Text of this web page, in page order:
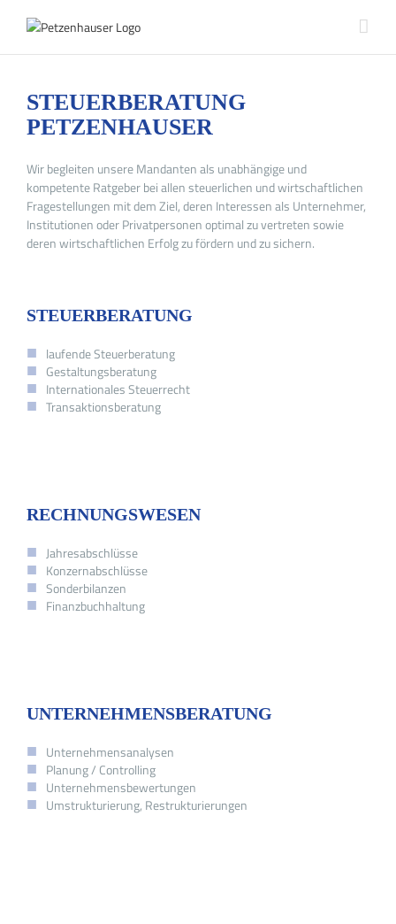
Inhalt
STEUERBERATUNG
PETZENHAUSER
Wir begleiten unsere Mandanten als unabhängige und
kompetente Ratgeber bei allen steuerlichen und wirtschaftlichen
Fragestellungen mit dem Ziel, deren Interessen als Unternehmer,
Institutionen oder Privatpersonen optimal zu vertreten sowie
deren wirtschaftlichen Erfolg zu fördern und zu sichern.
STEUERBERATUNG
laufende Steuerberatung
Gestaltungsberatung
Internationales Steuerrecht
Transaktionsberatung
RECHNUNGSWESEN
Jahresabschlüsse
Konzernabschlüsse
Sonderbilanzen
Finanzbuchhaltung
UNTERNEHMENSBERATUNG
Unternehmensanalysen
Planung / Controlling
Unternehmensbewertungen
Umstrukturierung, Restrukturierungen